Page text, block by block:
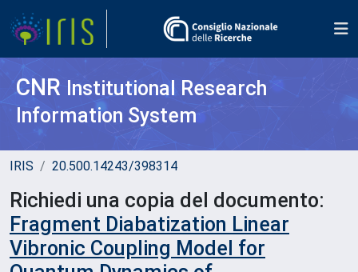
CNR Institutional Research
Information System
IRIS 20.500.14243/398314
Richiedi una copia del documento:
Fragment Diabatization Linear
Vibronic Coupling Model for